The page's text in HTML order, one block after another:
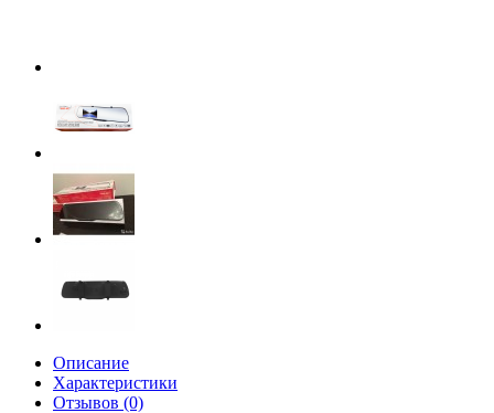
Описание
Характеристики
Отзывов (0)